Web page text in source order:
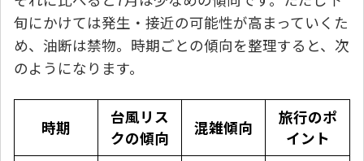
旬にかけては発生・接近の可能性が高まっていくた
め、油断は禁物。時期ごとの傾向を整理すると、次
のようになります。
時期
台風リス
クの傾向
混雑傾向
旅行のポ
イント